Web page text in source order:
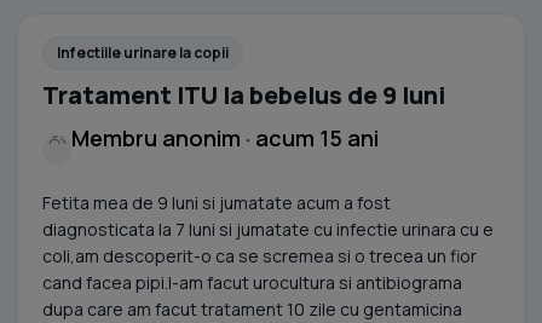
Infectiile urinare la copii
Tratament ITU la bebelus de 9 luni
Membru anonim · acum 15 ani
Fetita mea de 9 luni si jumatate acum a fost
diagnosticata la 7 luni si jumatate cu infectie urinara cu e
coli,am descoperit-o ca se scremea si o trecea un fior
cand facea pipi.I-am facut urocultura si antibiograma
dupa care am facut tratament 10 zile cu gentamicina